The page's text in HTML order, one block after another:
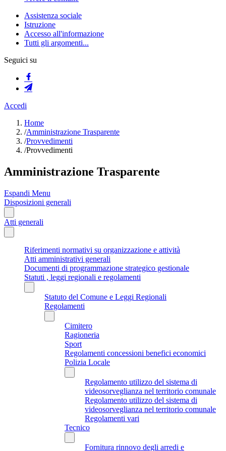
Assistenza sociale
Istruzione
Accesso all'informazione
Tutti gli argomenti...
Seguici su
Accedi
Home
/Amministrazione Trasparente
/Provvedimenti
/Provvedimenti
Amministrazione Trasparente
Espandi Menu
Disposizioni generali
Atti generali
Riferimenti normativi su organizzazione e attività
Atti amministrativi generali
Documenti di programmazione strategico gestionale
Statuti , leggi regionali e regolamenti
Statuto del Comune e Leggi Regionali
Regolamenti
Cimitero
Ragioneria
Sport
Regolamenti concessioni benefici economici
Polizia Locale
Regolamento utilizzo del sistema di
videosorveglianza nel territorio comunale
Regolamento utilizzo del sistema di
videosorveglianza nel territorio comunale
Regolamenti vari
Tecnico
Fornitura rinnovo degli arredi e